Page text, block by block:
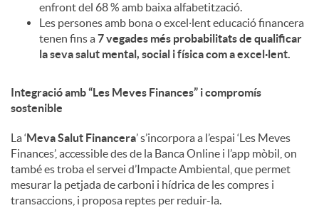
enfront del 68 % amb baixa alfabetització.
Les persones amb bona o excel·lent educació financera
tenen fins a7 vegades més probabilitats de qualificar
la seva salut mental, social i física com a excel·lent.
Integració amb “Les Meves Finances” i compromís
sostenible
La ‘Meva Salut Financera’ s’incorpora a l’espai ‘Les Meves
Finances’, accessible des de la Banca Online i l’app mòbil, on
també es troba el servei d’Impacte Ambiental, que permet
mesurar la petjada de carboni i hídrica de les compres i
transaccions, i proposa reptes per reduir-la.